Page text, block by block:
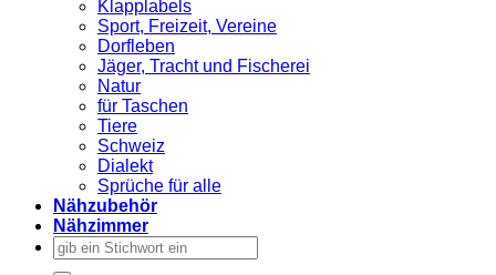
Klapplabels
Sport, Freizeit, Vereine
Dorfleben
Jäger, Tracht und Fischerei
Natur
für Taschen
Tiere
Schweiz
Dialekt
Sprüche für alle
Nähzubehör
Nähzimmer
Suchen
nach: